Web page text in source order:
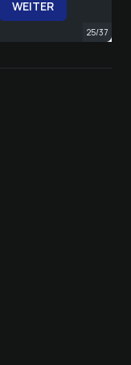
WEITER
25/37